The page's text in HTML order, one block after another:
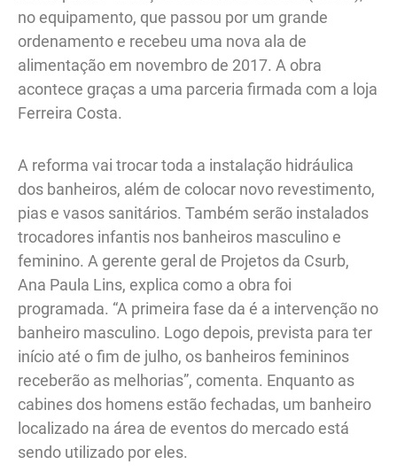
no equipamento, que passou por um grande
ordenamento e recebeu uma nova ala de
alimentação em novembro de 2017. A obra
acontece graças a uma parceria firmada com a loja
Ferreira Costa.
A reforma vai trocar toda a instalação hidráulica
dos banheiros, além de colocar novo revestimento,
pias e vasos sanitários. Também serão instalados
trocadores infantis nos banheiros masculino e
feminino. A gerente geral de Projetos da Csurb,
Ana Paula Lins, explica como a obra foi
programada. “A primeira fase da é a intervenção no
banheiro masculino. Logo depois, prevista para ter
início até o fim de julho, os banheiros femininos
receberão as melhorias”, comenta. Enquanto as
cabines dos homens estão fechadas, um banheiro
localizado na área de eventos do mercado está
sendo utilizado por eles.